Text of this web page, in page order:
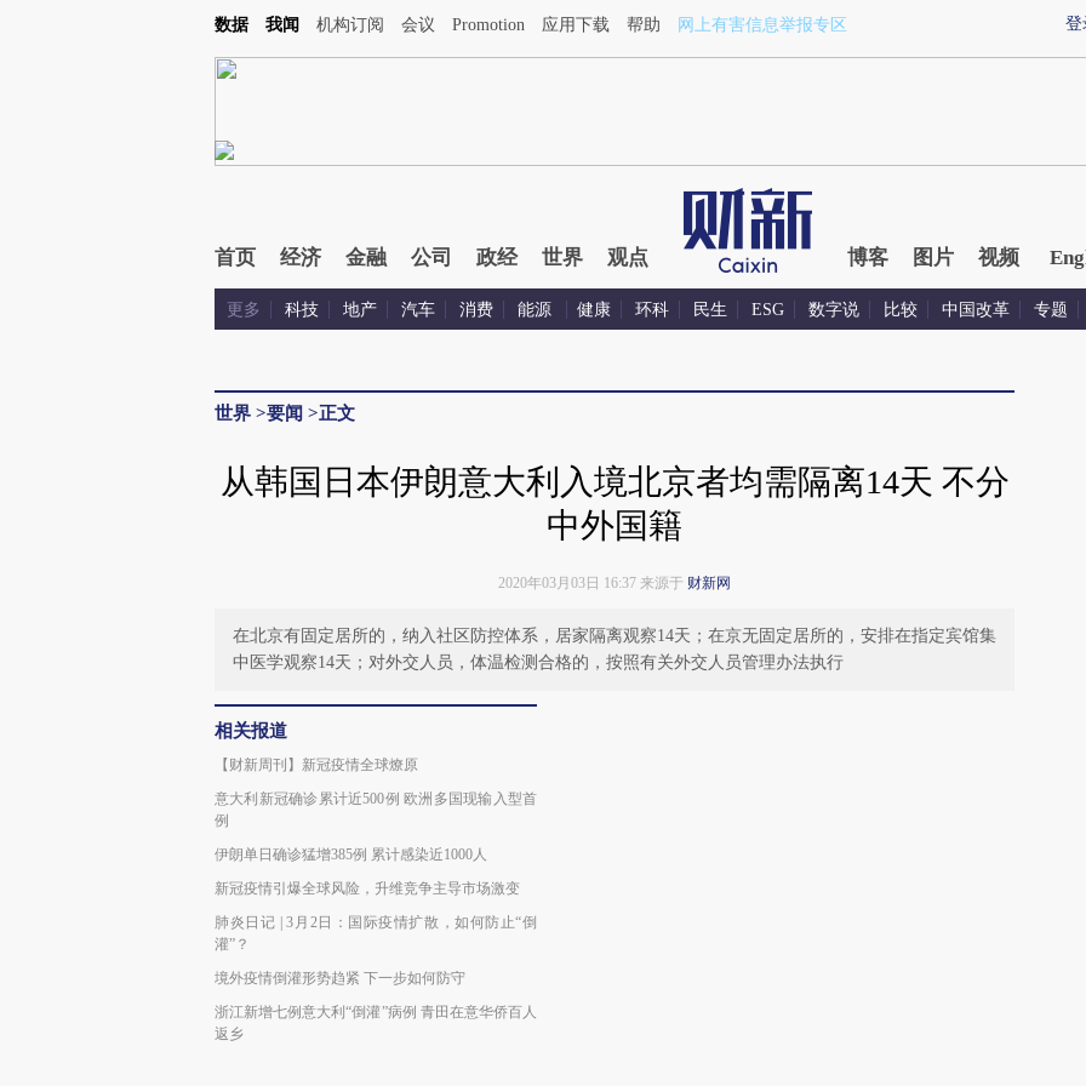
登
数据 我闻 机构订阅 会议 Promotion 应用下载 帮助 网上有害信息举报专区
首页 经济 金融 公司 政经 世界 观点 博客 图片 视频
更多 科技 地产 汽车 消费 能源 健康 环科 民生 ESG 数字说 比较 中国改革 专题
世界 >要闻 >正文
从韩国日本伊朗意大利入境北京者均需隔离14天 不分
中外国籍
2020年03月03日 16:37 来源于 财新网
在北京有固定居所的，纳入社区防控体系，居家隔离观察14天；在京无固定居所的，安排在指定宾馆集
中医学观察14天；对外交人员，体温检测合格的，按照有关外交人员管理办法执行
相关报道
【财新周刊】新冠疫情全球燎原
意大利新冠确诊累计近500例 欧洲多国现输入型首
例
伊朗单日确诊猛增385例 累计感染近1000人
新冠疫情引爆全球风险，升维竞争主导市场激变
肺炎日记 | 3月2日：国际疫情扩散，如何防止“倒
灌”？
境外疫情倒灌形势趋紧 下一步如何防守
浙江新增七例意大利“倒灌”病例 青田在意华侨百人
返乡